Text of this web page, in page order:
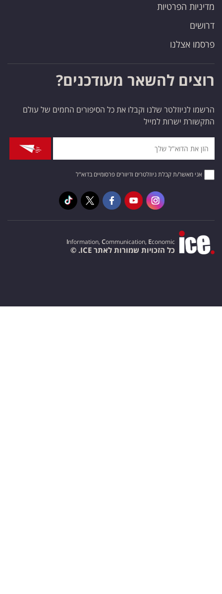
מדיניות הפרטיות
דרושים
פרסמו אצלנו
רוצים להשאר מעודכנים?
הרשמו לניוזלטר שלנו וקבלו את כל הסיפורים החמים של עולם
התקשורת ישרות למייל
אני מאשר/ת קבלת ניוזלטרים ודיוורים פרסומיים בדוא"ל
Information, Communication, Economic
כל הזכויות שמורות לאתר ICE. ©